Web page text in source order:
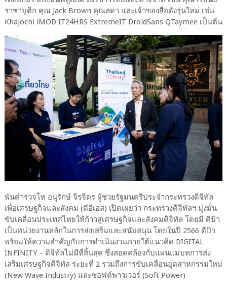
ราชาบูติก คุณ Jack Brown คุณลดา และเจ้าของสื่อดังรุ่นใหม่ เช่น
Khajochi iMOD IT24HRS ExtremeIT DroidSans QTaymee เป็นต้น
พันตำรวจโท อนุรักษ์ จิรจิตร ผู้ช่วยรัฐมนตรีประจำกระทรวงดิจิทัล
เพื่อเศรษฐกิจและสังคม (ดีอีเอส) เปิดเผยว่า กระทรวงดิจิทัลฯ มุ่งมั่น
ขับเคลื่อนประเทศไทยให้ก้าวสู่เศรษฐกิจและสังคมดิจิทัล โดยมี ดีป้า
เป็นหน่วยงานหลักในการส่งเสริมและสนับสนุน โดยในปี 2566 ดีป้า
พร้อมให้ความสำคัญกับการดำเนินงานภายใต้แนวคิด DIGITAL
INFINITY – ดิจิทัลไม่มีที่สิ้นสุด ซึ่งสอดคล้องกับแผนแม่บทการส่ง
เสริมเศรษฐกิจดิจิทัล ระยะที่ 2 รวมถึงการขับเคลื่อนอุตสาหกรรมใหม่
(New Wave Industry) และซอฟต์พาวเวอร์ (Soft Power)